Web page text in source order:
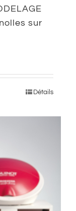
sur
Détails